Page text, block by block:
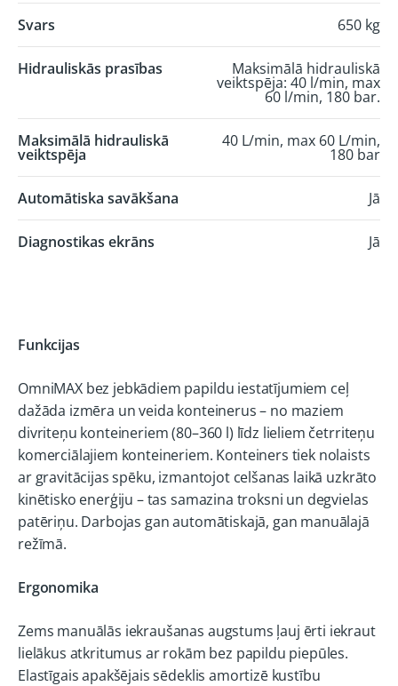
Svars 650 kg
Hidrauliskās prasības Maksimālā hidrauliskā
veiktspēja: 40 l/min, max
60 l/min, 180 bar.
Maksimālā hidrauliskā
veiktspēja
40 L/min, max 60 L/min,
180 bar
Automātiska savākšana Jā
Diagnostikas ekrāns Jā
Funkcijas
OmniMAX bez jebkādiem papildu iestatījumiem ceļ
dažāda izmēra un veida konteinerus – no maziem
divriteņu konteineriem (80–360 l) līdz lieliem četrriteņu
komerciālajiem konteineriem. Konteiners tiek nolaists
ar gravitācijas spēku, izmantojot celšanas laikā uzkrāto
kinētisko enerģiju – tas samazina troksni un degvielas
patēriņu. Darbojas gan automātiskajā, gan manuālajā
režīmā.
Ergonomika
Zems manuālās iekraušanas augstums ļauj ērti iekraut
lielākus atkritumus ar rokām bez papildu piepūles.
Elastīgais apakšējais sēdeklis amortizē kustību